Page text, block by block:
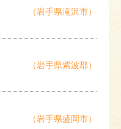
（岩手県滝沢市）
（岩手県紫波郡）
（岩手県盛岡市）